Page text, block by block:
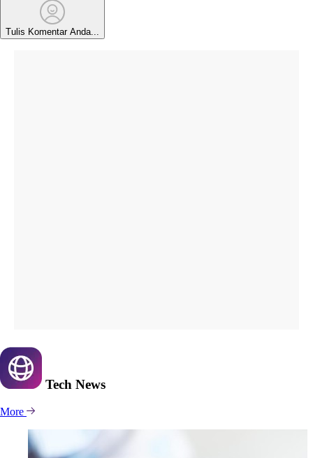
Tulis Komentar Anda...
Tech News
More